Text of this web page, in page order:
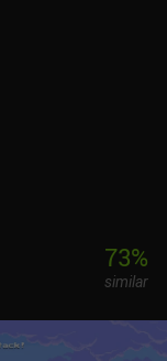
73%
similar